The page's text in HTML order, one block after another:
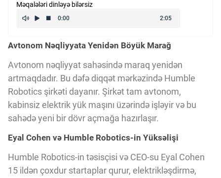
Kriptovalyuta
ÇƏRƏZLƏR SİYASƏTİ
İSTIFADƏ ŞƏRTLƏRİ
MƏXFİLİK SİYASƏTİ
Haqqımızda
Məqalələri dinləyə bilərsiz
Avtonom Nəqliyyata Yenidən Böyük Marağ
Avtonom nəqliyyat sahəsində maraq yenidən
artmaqdadır. Bu dəfə diqqət mərkəzində Humble
Robotics şirkəti dayanır. Şirkət tam avtonom,
kabinsiz elektrik yük maşını üzərində işləyir və bu
sahədə yeni bir dövr açmağa hazırlaşır.
Eyal Cohen və Humble Robotics-in Yüksəlişi
Humble Robotics-in təsisçisi və CEO-su Eyal Cohen
15 ildən çoxdur startaplar qurur, elektrikləşdirmə,